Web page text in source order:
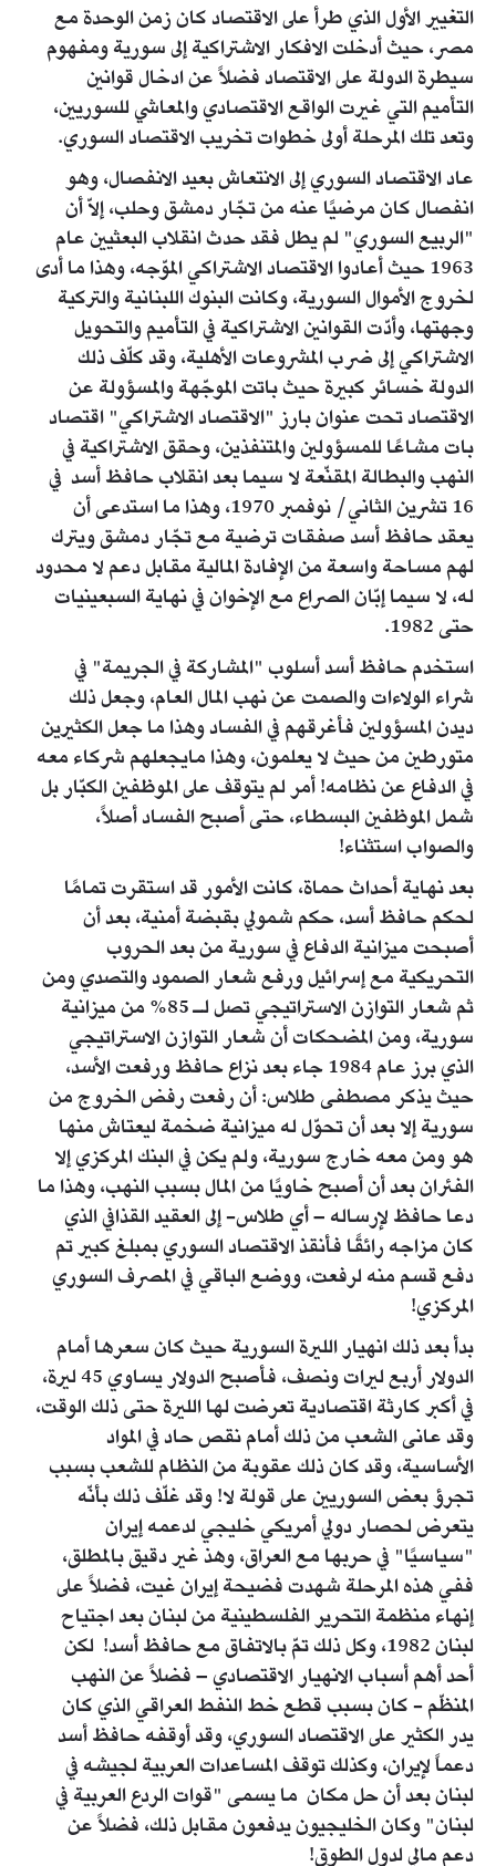
التغيير الأول الذي طرأ على الاقتصاد كان زمن الوحدة مع
مصر، حيث أدخلت الافكار الاشتراكية إلى سورية ومفهوم
سيطرة الدولة على الاقتصاد فضلاً عن ادخال قوانين
التأميم التي غيرت الواقع الاقتصادي والمعاشي للسوريين،
وتعد تلك المرحلة أولى خطوات تخريب الاقتصاد السوري.
عاد الاقتصاد السوري إلى الانتعاش بعيد الانفصال، وهو
انفصال كان مرضيًا عنه من تجّار دمشق وحلب، إلاّ أن
"الربيع السوري" لم يطل فقد حدث انقلاب البعثيين عام
1963 حيث أعادوا الاقتصاد الاشتراكي الموّجه، وهذا ما أدى
لخروج الأموال السورية، وكانت البنوك اللبنانية والتركية
وجهتها، وأدّت القوانين الاشتراكية في التأميم والتحويل
الاشتراكي إلى ضرب المشروعات الأهلية، وقد كلّف ذلك
الدولة خسائر كبيرة حيث باتت الموجّهة والمسؤولة عن
الاقتصاد تحت عنوان بارز "الاقتصاد الاشتراكي" اقتصاد
بات مشاعًا للمسؤولين والمتنفذين، وحقق الاشتراكية في
النهب والبطالة المقنّعة لا سيما بعد انقلاب حافظ أسد في
16 تشرين الثاني/ نوفمبر 1970، وهذا ما استدعى أن
يعقد حافظ أسد صفقات ترضية مع تجّار دمشق ويترك
لهم مساحة واسعة من الإفادة المالية مقابل دعم لا محدود
له، لا سيما إبّان الصراع مع الإخوان في نهاية السبعينيات
حتى 1982.
استخدم حافظ أسد أسلوب "المشاركة في الجريمة" في
شراء الولاءات والصمت عن نهب المال العام، وجعل ذلك
ديدن المسؤولين فأغرقهم في الفساد وهذا ما جعل الكثيرين
متورطين من حيث لا يعلمون، وهذا مايجعلهم شركاء معه
في الدفاع عن نظامه! أمر لم يتوقف على الموظفين الكبّار بل
شمل الموظفين البسطاء، حتى أصبح الفساد أصلاً،
والصواب استثناء!
بعد نهاية أحداث حماة، كانت الأمور قد استقرت تمامًا
لحكم حافظ أسد، حكم شمولي بقبضة أمنية، بعد أن
أصبحت ميزانية الدفاع في سورية من بعد الحروب
التحريكية مع إسرائيل ورفع شعار الصمود والتصدي ومن
ثم شعار التوازن الاستراتيجي تصل لـ 85% من ميزانية
سورية، ومن المضحكات أن شعار التوازن الاستراتيجي
الذي برز عام 1984 جاء بعد نزاع حافظ ورفعت الأسد،
حيث يذكر مصطفى طلاس: أن رفعت رفض الخروج من
سورية إلا بعد أن تحوّل له ميزانية ضخمة ليعتاش منها
هو ومن معه خارج سورية، ولم يكن في البنك المركزي إلا
الفئران بعد أن أصبح خاويًا من المال بسبب النهب، وهذا ما
دعا حافظ لإرساله – أي طلاس- إلى العقيد القذافي الذي
كان مزاجه رائقًا فأنقذ الاقتصاد السوري بمبلغ كبير تم
دفع قسم منه لرفعت، ووضع الباقي في المصرف السوري
المركزي!
بدأ بعد ذلك انهيار الليرة السورية حيث كان سعرها أمام
الدولار أربع ليرات ونصف، فأصبح الدولار يساوي 45 ليرة،
في أكبر كارثة اقتصادية تعرضت لها الليرة حتى ذلك الوقت،
وقد عانى الشعب من ذلك أمام نقص حاد في المواد
الأساسية، وقد كان ذلك عقوبة من النظام للشعب بسبب
تجرؤ بعض السوريين على قولة لا! وقد غلّف ذلك بأنّه
يتعرض لحصار دولي أمريكي خليجي لدعمه إيران
"سياسيًا" في حربها مع العراق، وهذ غير دقيق بالمطلق،
ففي هذه المرحلة شهدت فضيحة إيران غيت، فضلاً على
إنهاء منظمة التحرير الفلسطينية من لبنان بعد اجتياح
لبنان 1982، وكل ذلك تمّ بالاتفاق مع حافظ أسد! لكن
أحد أهم أسباب الانهيار الاقتصادي – فضلاً عن النهب
المنظّم - كان بسبب قطع خط النفط العراقي الذي كان
يدر الكثير على الاقتصاد السوري، وقد أوقفه حافظ أسد
دعماً لإيران، وكذلك توقف المساعدات العربية لجيشه في
لبنان بعد أن حل مكان ما يسمى "قوات الردع العربية في
لبنان" وكان الخليجيون يدفعون مقابل ذلك، فضلاً عن
دعم مالي لدول الطوق!